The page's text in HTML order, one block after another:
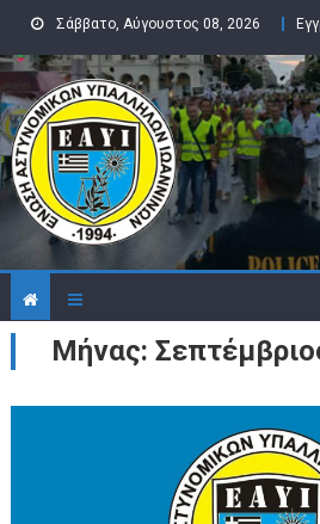
Skip to contentΣάββατο, Αύγουστος 08, 2026
Μήνας: